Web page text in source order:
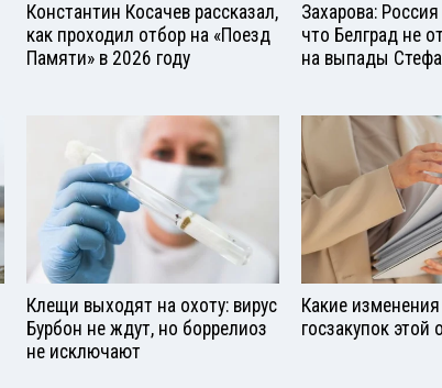
Константин Косачев рассказал,
как проходил отбор на «Поезд
Памяти» в 2026 году
Захарова:
что Белград не
на выпады
Клещи выходят на охоту: вирус
Бурбон не ждут, но боррелиоз
не исключают
Какие
госзакупок этой